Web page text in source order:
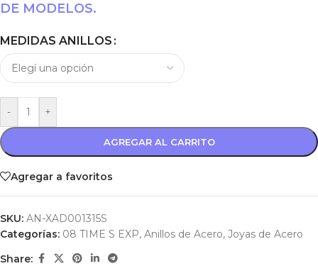
DE MODELOS.
MEDIDAS ANILLOS
- +
AGREGAR AL CARRITO
Agregar a favoritos
SKU: AN-XAD001315S
Categorías: 08 TIME S EXP, Anillos de Acero, Joyas de Acero
Share: